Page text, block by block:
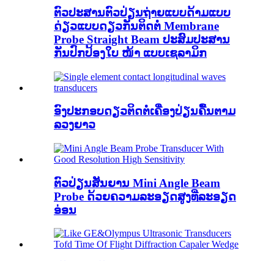
ຕົວປະສານຕົວປ່ຽນຖ່າຍແບບດ້າມແບບ
ດ່ຽວແບບດຽວກັນຕິດຕໍ່ Membrane
Probe Straight Beam ປະສົມປະສານ
ກັນປົກປ້ອງໃບ ໜ້າ ແບບເຊລາມິກ
ອົງປະກອບດຽວຕິດຕໍ່ເຄື່ອງປ່ຽນຄື້ນຕາມ
ລວງຍາວ
ຕົວປ່ຽນສັນຍານ Mini Angle Beam
Probe ດ້ວຍຄວາມລະອຽດສູງທີ່ລະອຽດ
ອ່ອນ